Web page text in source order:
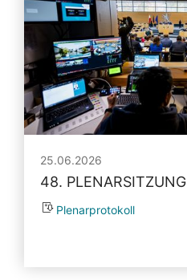
25.06.2026
48. PLENARSITZUNG
Plenarprotokoll